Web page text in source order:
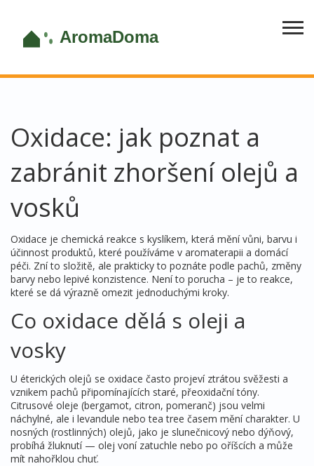
Oxidace: jak poznat a
zabránit zhoršení olejů a
vosků
Oxidace je chemická reakce s kyslíkem, která mění vůni, barvu i
účinnost produktů, které používáme v aromaterapii a domácí
péči. Zní to složitě, ale prakticky to poznáte podle pachů, změny
barvy nebo lepivé konzistence. Není to porucha – je to reakce,
které se dá výrazně omezit jednoduchými kroky.
Co oxidace dělá s oleji a
vosky
U éterických olejů se oxidace často projeví ztrátou svěžesti a
vznikem pachů připomínajících staré, přeoxidační tóny.
Citrusové oleje (bergamot, citron, pomeranč) jsou velmi
náchylné, ale i levandule nebo tea tree časem mění charakter. U
nosných (rostlinných) olejů, jako je slunečnicový nebo dýňový,
probíhá žluknutí — olej voní zatuchle nebo po oříšcích a může
mít nahořklou chuť.